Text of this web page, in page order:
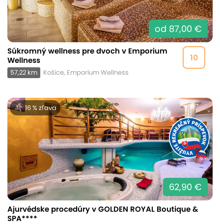
od 87,00 €
10
Súkromný wellness pre dvoch v Emporium
Wellness
57,22 km Košice, Emporium Wellness
16 % zľava
62,90 €
Ajurvédske procedúry v GOLDEN ROYAL Boutique &
SPA****